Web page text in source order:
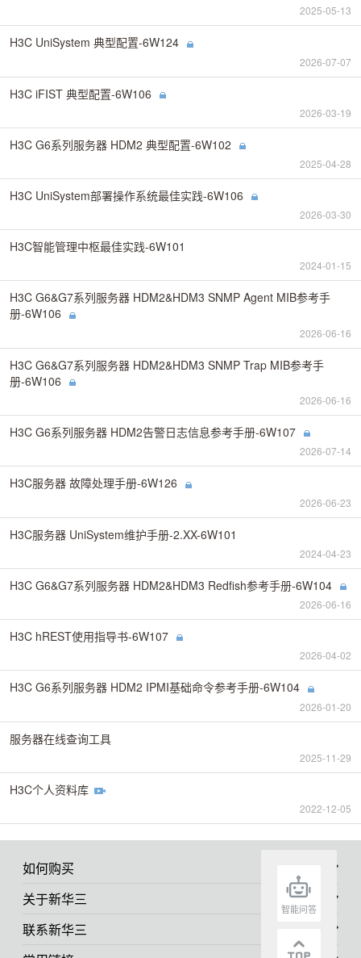
2025-05-13
H3C UniSystem 典型配置-6W124
2026-07-07
H3C iFIST 典型配置-6W106
2026-03-19
H3C G6系列服务器 HDM2 典型配置-6W102
2025-04-28
H3C UniSystem部署操作系统最佳实践-6W106
2026-03-30
H3C智能管理中枢最佳实践-6W101
2024-01-15
H3C G6&G7系列服务器 HDM2&HDM3 SNMP Agent MIB参考手
册-6W106
2026-06-16
H3C G6&G7系列服务器 HDM2&HDM3 SNMP Trap MIB参考手
册-6W106
2026-06-16
H3C G6系列服务器 HDM2告警日志信息参考手册-6W107
2026-07-14
H3C服务器 故障处理手册-6W126
2026-06-23
H3C服务器 UniSystem维护手册-2.XX-6W101
2024-04-23
H3C G6&G7系列服务器 HDM2&HDM3 Redfish参考手册-6W104
2026-06-16
H3C hREST使用指导书-6W107
2026-04-02
H3C G6系列服务器 HDM2 IPMI基础命令参考手册-6W104
2026-01-20
服务器在线查询工具
2025-11-29
H3C个人资料库
2022-12-05
如何购买
关于新华三
联系新华三
智能问答